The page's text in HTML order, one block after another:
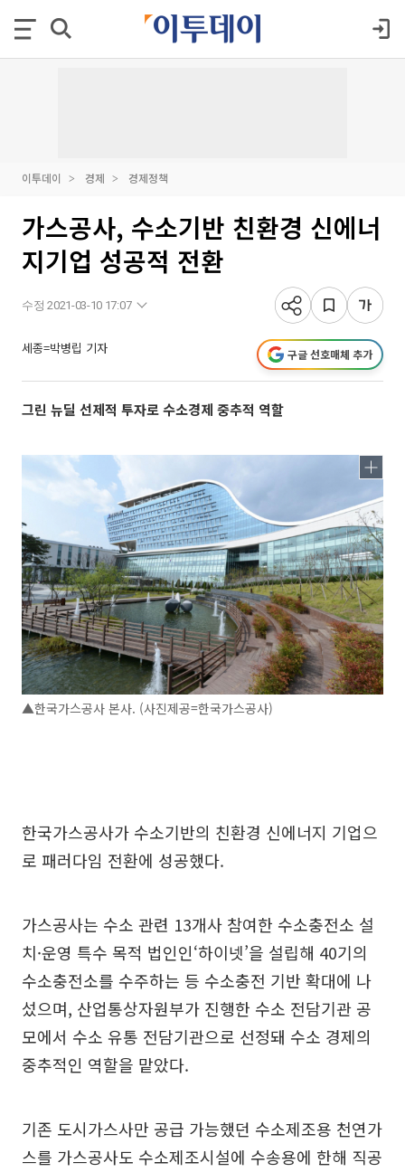
이투데이 경제 경제정책
가스공사, 수소기반 친환경 신에너
지기업 성공적 전환
수정 2021-03-10 17:07
세종=박병립 기자 구글 선호매체 추가
그린 뉴딜 선제적 투자로 수소경제 중추적 역할
▲한국가스공사 본사. (사진제공=한국가스공사)
한국가스공사가 수소기반의 친환경 신에너지 기업으
로 패러다임 전환에 성공했다.
가스공사는 수소 관련 13개사 참여한 수소충전소 설
치·운영 특수 목적 법인인‘하이넷’을 설립해 40기의
수소충전소를 수주하는 등 수소충전 기반 확대에 나
섰으며, 산업통상자원부가 진행한 수소 전담기관 공
모에서 수소 유통 전담기관으로 선정돼 수소 경제의
중추적인 역할을 맡았다.
기존 도시가스사만 공급 가능했던 수소제조용 천연가
스를 가스공사도 수소제조시설에 수송용에 한해 직공